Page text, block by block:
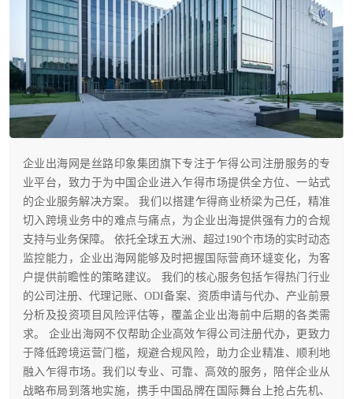
企业出海网是丝路印象集团旗下专注于乍得公司注册服务的专
业平台，致力于为中国企业进入乍得市场提供全方位、一站式
的企业服务解决方案。 我们以搭建乍得商业桥梁为己任，精准
切入跨境业务中的难点与痛点，为企业出海提供强有力的合规
支持与业务保障。 依托全球五大洲、超过190个市场的实时动态
监控能力，企业出海网能够及时把握国际营商环墶变化，为客
户提供前瞻性的策略建议。 我们的核心服务包括乍得热门行业
的公司注册、代理记账、ODI备案、资质申请与代办、产业前景
分析及投资项目风险评估等，覆盖企业出海前中后期的各类需
求。 企业出海网不仅帮助企业高效乍得公司注册代办，更致力
于降低跨境运营门槛，规避合规风险，助力企业精准、顺利地
融入乍得市场。我们以专业、可靠、高效的服务，陪伴企业从
战略布局到落地实施，携手中国品牌在国际舞台上抢占先机、